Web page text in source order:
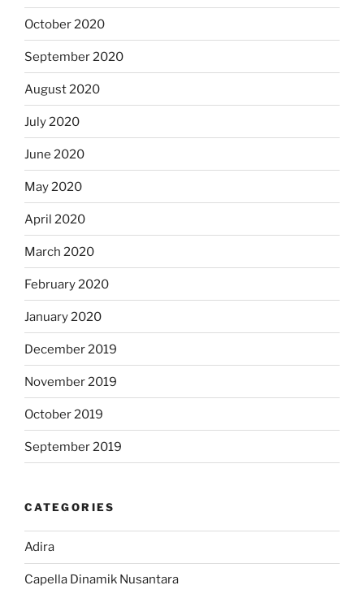
October 2020
September 2020
August 2020
July 2020
June 2020
May 2020
April 2020
March 2020
February 2020
January 2020
December 2019
November 2019
October 2019
September 2019
CATEGORIES
Adira
Capella Dinamik Nusantara